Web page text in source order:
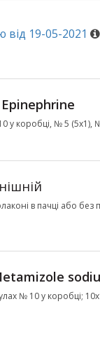
від 19-05-2021
Epinephrine
коробці, № 5 (5х1),
в пачці або
№ 10 у коробці;